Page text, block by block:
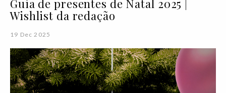
Guia de presentes de Natal 2025 |
Wishlist da redação
19 Dec 2025